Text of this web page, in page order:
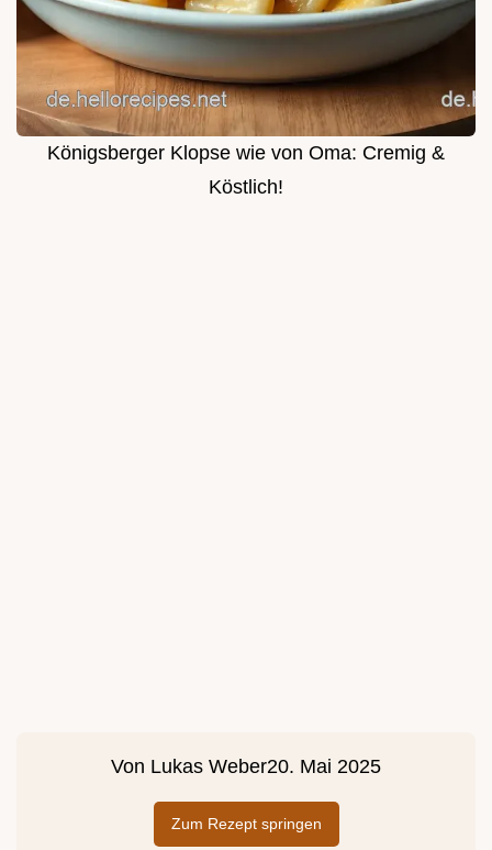
Königsberger Klopse wie von Oma: Cremig &
Köstlich!
Von Lukas Weber20. Mai 2025
Zum Rezept springen